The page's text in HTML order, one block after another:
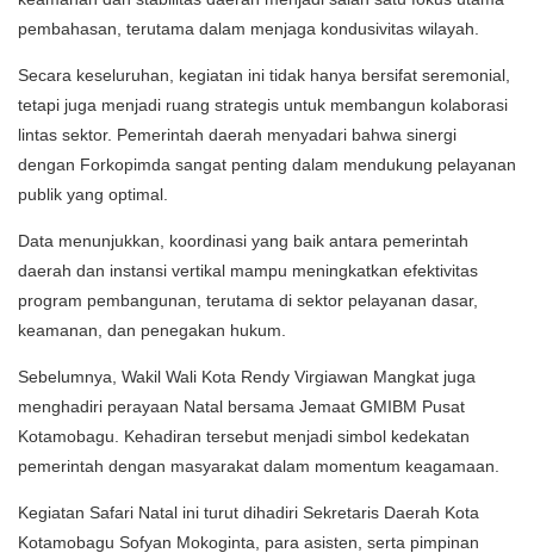
pembahasan, terutama dalam menjaga kondusivitas wilayah.
Secara keseluruhan, kegiatan ini tidak hanya bersifat seremonial,
tetapi juga menjadi ruang strategis untuk membangun kolaborasi
lintas sektor. Pemerintah daerah menyadari bahwa sinergi
dengan Forkopimda sangat penting dalam mendukung pelayanan
publik yang optimal.
Data menunjukkan, koordinasi yang baik antara pemerintah
daerah dan instansi vertikal mampu meningkatkan efektivitas
program pembangunan, terutama di sektor pelayanan dasar,
keamanan, dan penegakan hukum.
Sebelumnya, Wakil Wali Kota Rendy Virgiawan Mangkat juga
menghadiri perayaan Natal bersama Jemaat GMIBM Pusat
Kotamobagu. Kehadiran tersebut menjadi simbol kedekatan
pemerintah dengan masyarakat dalam momentum keagamaan.
Kegiatan Safari Natal ini turut dihadiri Sekretaris Daerah Kota
Kotamobagu Sofyan Mokoginta, para asisten, serta pimpinan